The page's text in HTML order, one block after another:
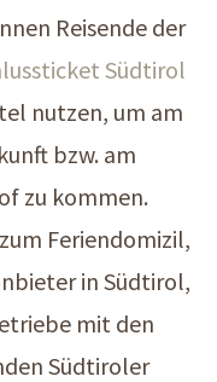
Reisende der
Südtirol
nutzen, um am
bzw. am
zu kommen.
Feriendomizil,
in Südtirol,
mit den
Südtiroler